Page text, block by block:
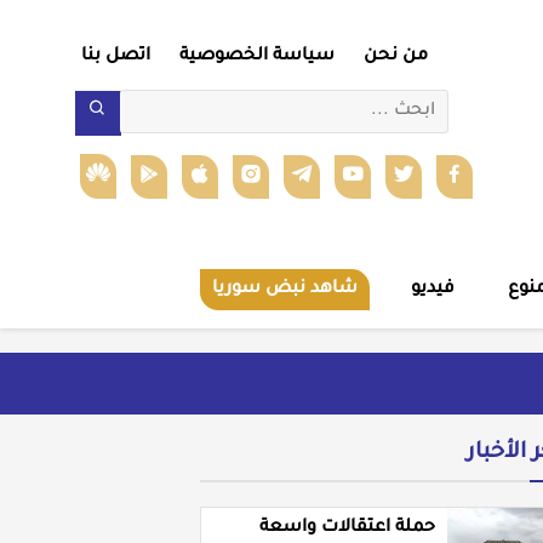
من نحن سياسة الخصوصية اتصل بنا
فيديو شاهد نبض سوريا
الأخبار
حملة اعتقالات واسعة